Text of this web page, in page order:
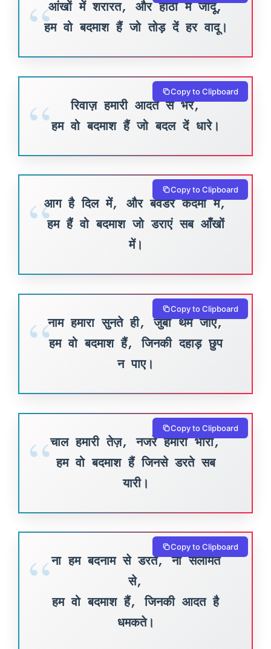
आंखों में शरारत, और होंठों में जादू,
हम वो बदमाश हैं जो तोड़ दें हर वादू।
रिवाज़ हमारी आदत से भरे,
हम वो बदमाश हैं जो बदल दें धारे।
Copy to Clipboard
आग है दिल में, और बवंडर कदमों में,
हम हैं वो बदमाश जो डराएं सब आँखों
में।
Copy to Clipboard
नाम हमारा सुनते ही, जुबां थम जाए,
हम वो बदमाश हैं, जिनकी दहाड़ छुप
न पाए।
Copy to Clipboard
चाल हमारी तेज़, नजरें हमारी भारी,
हम वो बदमाश हैं जिनसे डरते सब
यारी।
Copy to Clipboard
ना हम बदनाम से डरते, ना सलामत
से,
हम वो बदमाश हैं, जिनकी आदत है
धमकते।
Copy to Clipboard